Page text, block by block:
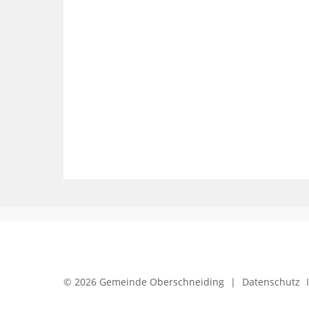
© 2026 Gemeinde Oberschneiding | Datenschutz